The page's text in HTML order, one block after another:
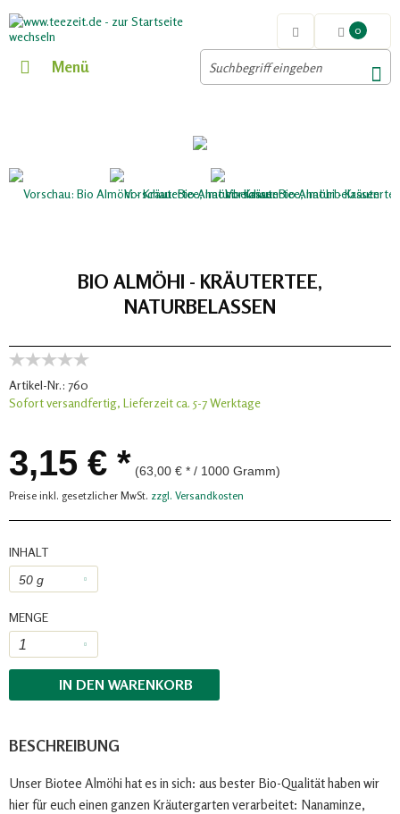
0
Menü
BIO ALMÖHI - KRÄUTERTEE,
NATURBELASSEN
Artikel-Nr.: 760
Sofort versandfertig, Lieferzeit ca. 5-7 Werktage
3,15 € * (63,00 € * / 1000 Gramm)
Preise inkl. gesetzlicher MwSt. zzgl. Versandkosten
INHALT
MENGE
IN DEN WARENKORB
BESCHREIBUNG
Unser Biotee Almöhi hat es in sich: aus bester Bio-Qualität haben wir
hier für euch einen ganzen Kräutergarten verarbeitet: Nanaminze,